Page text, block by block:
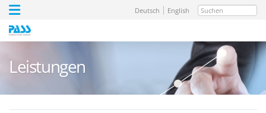
Suchen
Deutsch English
Leistungen